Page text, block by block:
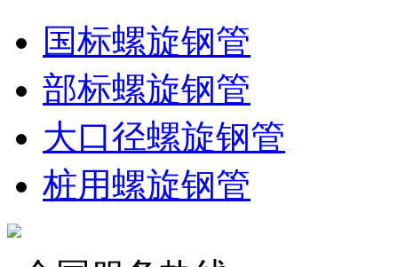
国标螺旋钢管
部标螺旋钢管
大口径螺旋钢管
桩用螺旋钢管